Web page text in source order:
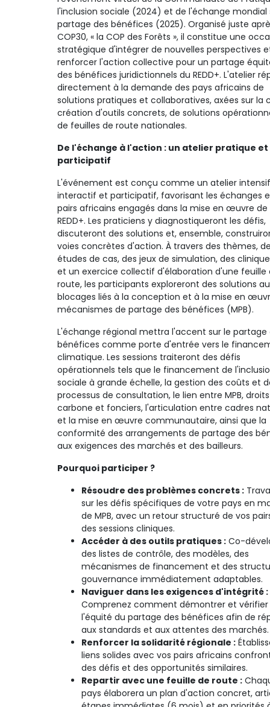
l'inclusion sociale (2024) et de l'échange mondial
partage des bénéfices (2025). Organisé juste
COP30, « la COP des Forêts », il constitue une
stratégique d'intégrer de nouvelles perspectives
renforcer l'action collective pour un partage
des bénéfices juridictionnels du REDD+. L'atelier
directement à la demande des pays africains de
solutions pratiques et collaboratives, axées sur la
création d'outils concrets, de solutions
de feuilles de route nationales.
De l'échange à l'action : un atelier pratique et
participatif
L'événement est conçu comme un atelier
interactif et participatif, favorisant les échanges
pairs africains engagés dans la mise en œuvre de
REDD+. Les praticiens y diagnostiqueront les défis,
discuteront des solutions et, ensemble,
voies concrètes d'action. À travers des thèmes,
études de cas, des jeux de simulation, des
et un exercice collectif d'élaboration d'une feuille
route, les participants exploreront des solutions
blocages liés à la conception et à la mise en
mécanismes de partage des bénéfices (MPB).
L'échange régional mettra l'accent sur le partage
bénéfices comme porte d'entrée vers le
climatique. Les sessions traiteront des défis
opérationnels tels que le financement de
sociale à grande échelle, la gestion des coûts et
processus de consultation, le lien entre MPB, droits
carbone et fonciers, l'articulation entre cadres
et la mise en œuvre communautaire, ainsi que la
conformité des arrangements de partage des
aux exigences des marchés et des bailleurs.
Pourquoi participer ?
Résoudre des problèmes concrets :
sur les défis spécifiques de votre pays en
de MPB, avec un retour structuré de vos
des sessions cliniques.
Accéder à des outils pratiques :Co-
des listes de contrôle, des modèles, des
mécanismes de financement et des
gouvernance immédiatement adaptables.
Naviguer dans les exigences d'intégrité :
Comprenez comment démontrer et vérifier
l'équité du partage des bénéfices afin de
aux standards et aux attentes des marchés.
Renforcer la solidarité régionale :
liens solides avec vos pairs africains
des défis et des opportunités similaires.
Repartir avec une feuille de route :
pays élaborera un plan d'action concret,